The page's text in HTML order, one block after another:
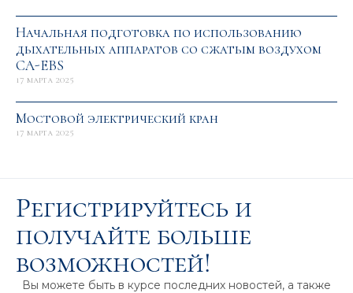
Начальная подготовка по использованию
дыхательных аппаратов со сжатым воздухом
CA-EBS
17 марта 2025
Мостовой электрический кран
17 марта 2025
Регистрируйтесь и
получайте больше
возможностей!
Вы можете быть в курсе последних новостей, а также